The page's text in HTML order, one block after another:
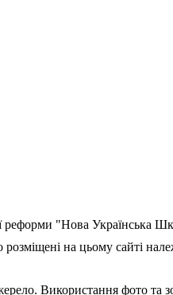
реформи "Нова Українська
на цьому сайті
Використання фото та